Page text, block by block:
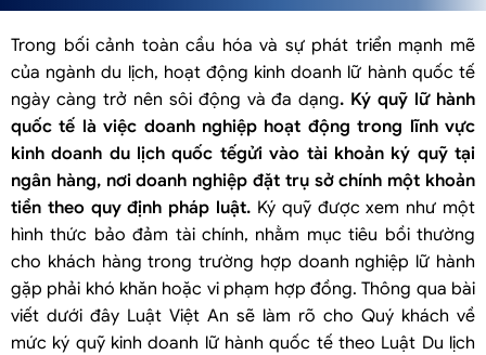
Trong bối cảnh toàn cầu hóa và sự phát triển mạnh mẽ
của ngành du lịch, hoạt động kinh doanh lữ hành quốc tế
ngày càng trở nên sôi động và đa dạng. Ký quỹ lữ hành
quốc tế là việc doanh nghiệp hoạt động trong lĩnh vực
kinh doanh du lịch quốc tếgửi vào tài khoản ký quỹ tại
ngân hàng, nơi doanh nghiệp đặt trụ sở chính một khoản
tiền theo quy định pháp luật. Ký quỹ được xem như một
hình thức bảo đảm tài chính, nhằm mục tiêu bồi thường
cho khách hàng trong trường hợp doanh nghiệp lữ hành
gặp phải khó khăn hoặc vi phạm hợp đồng. Thông qua bài
viết dưới đây Luật Việt An sẽ làm rõ cho Quý khách về
mức ký quỹ kinh doanh lữ hành quốc tế theo Luật Du lịch